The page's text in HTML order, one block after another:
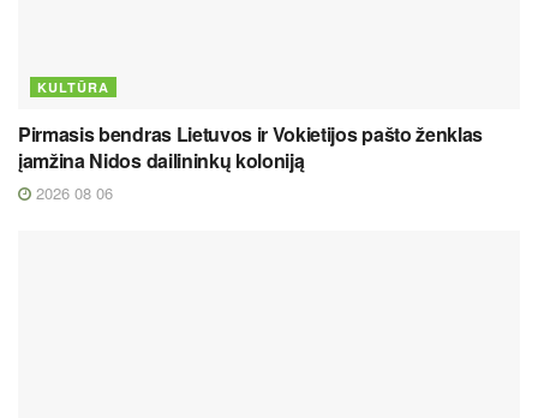
KULTŪRA
Pirmasis bendras Lietuvos ir Vokietijos pašto ženklas
įamžina Nidos dailininkų koloniją
2026 08 06